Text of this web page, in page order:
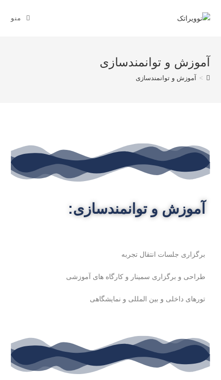
منو
آموزش و توانمندسازی
> آموزش و توانمندسازی
آموزش و توانمندسازی:
برگزاری جلسات انتقال تجربه
طراحی و برگزاری سمینار و کارگاه های آموزشی
تورهای داخلی و بین ­المللی و نمایشگاه­ی